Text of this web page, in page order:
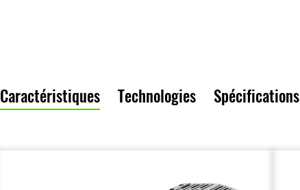
Caractéristiques Technologies Spécifications